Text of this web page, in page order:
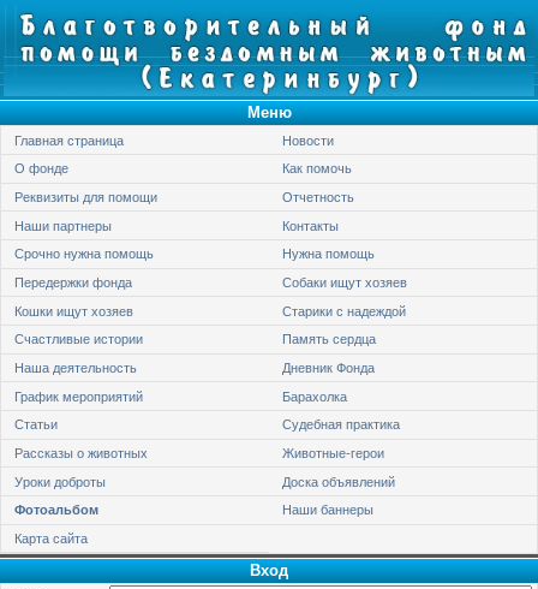
Меню
Главная страница
Новости
О фонде
Как помочь
Реквизиты для помощи
Отчетность
Наши партнеры
Контакты
Срочно нужна помощь
Нужна помощь
Передержки фонда
Собаки ищут хозяев
Кошки ищут хозяев
Старики с надеждой
Счастливые истории
Память сердца
Наша деятельность
Дневник Фонда
График мероприятий
Барахолка
Статьи
Судебная практика
Рассказы о животных
Животные-герои
Уроки доброты
Доска объявлений
Фотоальбом
Наши баннеры
Карта сайта
Вход